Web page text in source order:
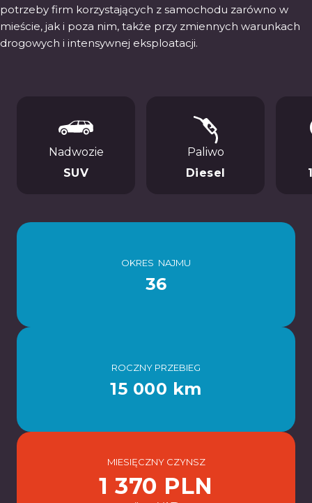
potrzeby firm korzystających z samochodu zarówno w
mieście, jak i poza nim, także przy zmiennych warunkach
drogowych i intensywnej eksploatacji.
Nadwozie
SUV
Paliwo
Diesel
OKRES NAJMU
36
MIESIĘCZNY CZYNSZ
1 370 PLN
ROCZNY PRZEBIEG
15 000 km